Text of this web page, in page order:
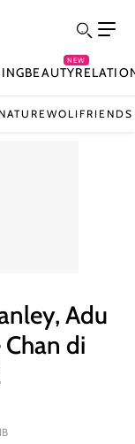
BEAUTY
NEW
WOLIFRIENDS
Adu
Chan di